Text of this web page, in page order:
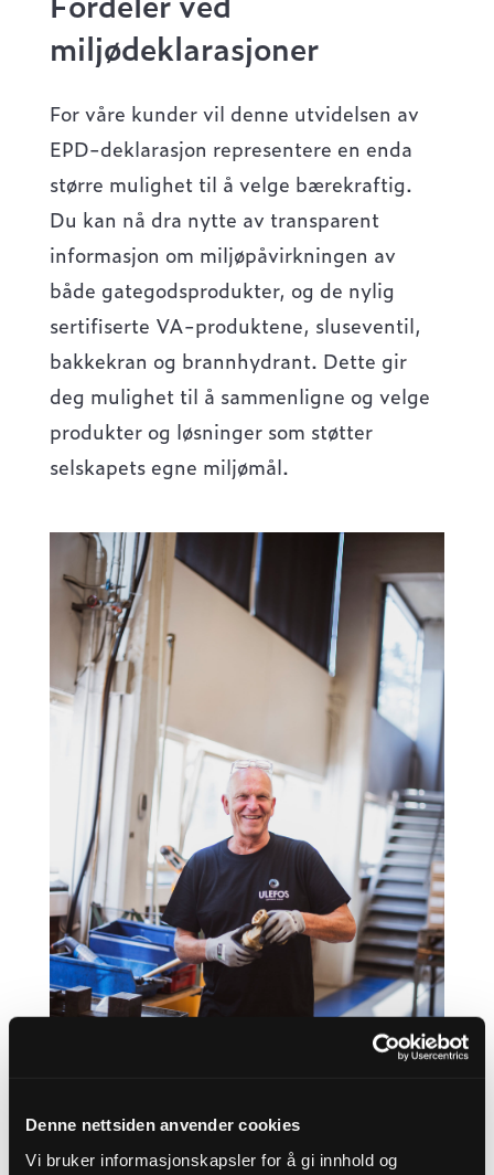
Denne nettsiden anvender cookies
Vi bruker informasjonskapsler for å gi innhold og
miljødeklarasjoner
For våre kunder vil denne utvidelsen av
EPD-deklarasjon representere en enda
større mulighet til å velge bærekraftig.
Du kan nå dra nytte av transparent
informasjon om miljøpåvirkningen av
både gategodsprodukter, og de nylig
sertifiserte VA-produktene, sluseventil,
bakkekran og brannhydrant. Dette gir
deg mulighet til å sammenligne og velge
produkter og løsninger som støtter
selskapets egne miljømål.